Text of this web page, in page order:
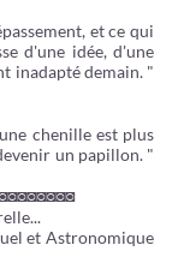
et ce qui
d'une idée, d'une
inadapté demain. "
chenille est plus
un papillon. "
et Astronomique